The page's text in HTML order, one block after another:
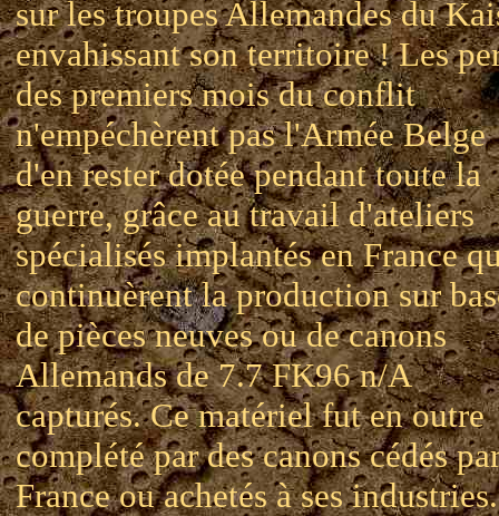
sur les troupes Allemandes du
envahissant son territoire ! Les
des premiers mois du conflit
n'empéchèrent pas l'Armée Belge
d'en rester dotée pendant toute la
guerre, grâce au travail d'ateliers
spécialisés implantés en France
continuèrent la production sur
de pièces neuves ou de canons
Allemands de 7.7 FK96 n/A
capturés. Ce matériel fut en outre
complété par des canons cédés
France ou achetés à ses industries.